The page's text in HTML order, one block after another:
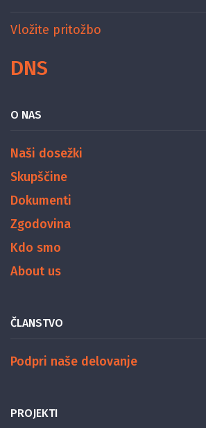
Vložite pritožbo
DNS
O NAS
Naši dosežki
Skupščine
Dokumenti
Zgodovina
Kdo smo
About us
ČLANSTVO
Podpri naše delovanje
PROJEKTI